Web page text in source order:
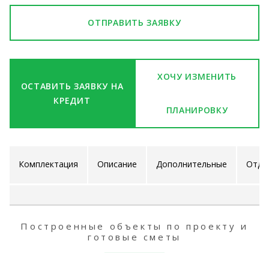
ХОЧУ ИЗМЕНИТЬ
ПЛАНИРОВКУ
ОСТАВИТЬ ЗАЯВКУ НА
КРЕДИТ
ОТПРАВИТЬ ЗАЯВКУ
Комплектация Описание Дополнительные
Построенные объекты по проекту и
готовые сметы